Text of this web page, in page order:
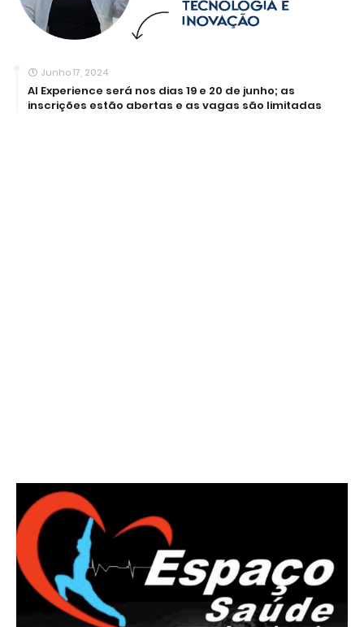
Junho 17, 2024
AI Experience será nos dias 19 e 20 de junho; as
inscrições estão abertas e as vagas são limitadas